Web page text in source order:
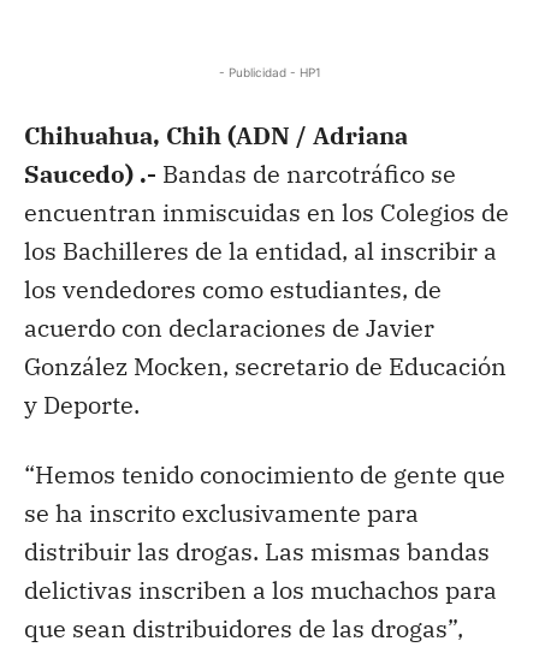
- Publicidad - HP1
Chihuahua, Chih (ADN / Adriana
Saucedo) .- Bandas de narcotráfico se
encuentran inmiscuidas en los Colegios de
los Bachilleres de la entidad, al inscribir a
los vendedores como estudiantes, de
acuerdo con declaraciones de Javier
González Mocken, secretario de Educación
y Deporte.
“Hemos tenido conocimiento de gente que
se ha inscrito exclusivamente para
distribuir las drogas. Las mismas bandas
delictivas inscriben a los muchachos para
que sean distribuidores de las drogas”,